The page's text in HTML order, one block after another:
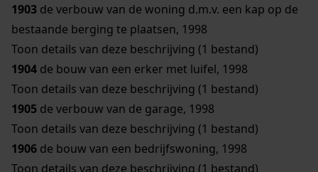
1903 de verbouw van de woning d.m.v. een kap op de
bestaande berging te plaatsen, 1998
Toon details van deze beschrijving (1 bestand)
1904 de bouw van een erker met luifel, 1998
Toon details van deze beschrijving (1 bestand)
1905 de verbouw van de garage, 1998
Toon details van deze beschrijving (1 bestand)
1906 de bouw van een bedrijfswoning, 1998
Toon details van deze beschrijving (1 bestand)